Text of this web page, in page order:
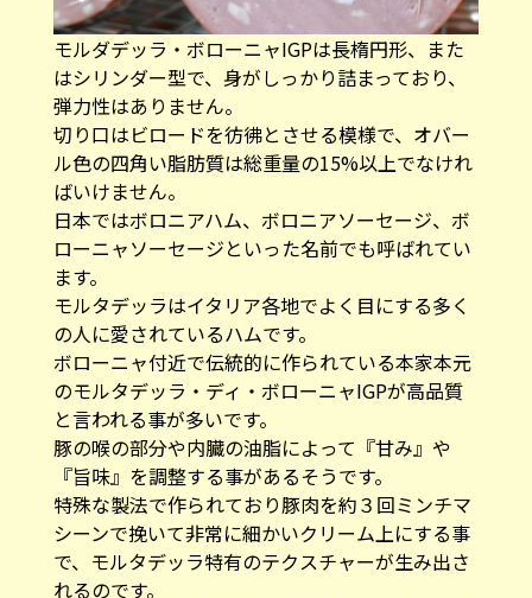
モルダデッラ・ボローニャIGPは長楕円形、また
はシリンダー型で、身がしっかり詰まっており、
弾力性はありません。
切り口はビロードを彷彿とさせる模様で、オバー
ル色の四角い脂肪質は総重量の15%以上でなけれ
ばいけません。
日本ではボロニアハム、ボロニアソーセージ、ボ
ローニャソーセージといった名前でも呼ばれてい
ます。
モルタデッラはイタリア各地でよく目にする多く
の人に愛されているハムです。
ボローニャ付近で伝統的に作られている本家本元
のモルタデッラ・ディ・ボローニャIGPが高品質
と言われる事が多いです。
豚の喉の部分や内臓の油脂によって『甘み』や
『旨味』を調整する事があるそうです。
特殊な製法で作られており豚肉を約３回ミンチマ
シーンで挽いて非常に細かいクリーム上にする事
で、モルタデッラ特有のテクスチャーが生み出さ
れるのです。